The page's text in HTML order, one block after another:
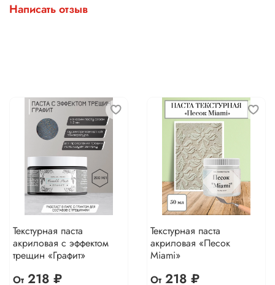
Написать отзыв
Текстурная паста
акриловая с эффектом
трещин «Графит»
От218 ₽
Текстурная паста
акриловая «Песок
Miami»
От218 ₽